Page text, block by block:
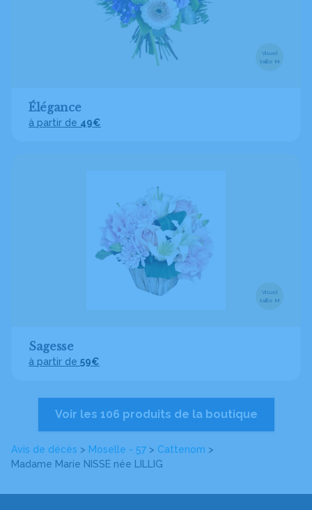
Avis de décès > Moselle - 57 > Cattenom >
Madame Marie NISSE née LILLIG
Visuel
taille M
Élégance
à partir de 49€
Visuel
taille M
Sagesse
à partir de 59€
Voir les 106 produits de la boutique